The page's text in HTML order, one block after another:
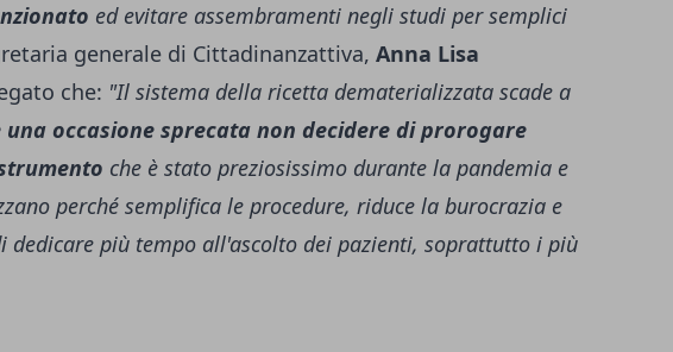
ed evitare assembramenti negli studi per semplici
generale di Cittadinanzattiva, Anna Lisa
che: "Il sistema della ricetta dematerializzata scade a
una occasione sprecata non decidere di prorogare
che è stato preziosissimo durante la pandemia e
perché semplifica le procedure, riduce la burocrazia e
dedicare più tempo all'ascolto dei pazienti, soprattutto i più